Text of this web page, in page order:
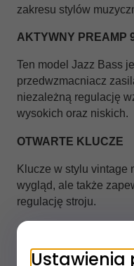
zakresu stylów
AKTYWNY PREAMP
Ten model Jazz Bass
przedwzmacniacz
niezależną regulację
wysokich oraz niskich.
OTWARTE KLUCZE
Klucze w stylu vintage
wygląd, ale także
regulację stroju.
Ustawienia